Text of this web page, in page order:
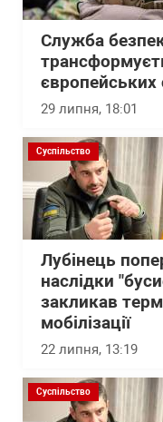
Служба
європейських
29 липня, 18:01
Суспільство
Лубінець
наслідки
закликав
мобілізації
22 липня, 13:19
Суспільство